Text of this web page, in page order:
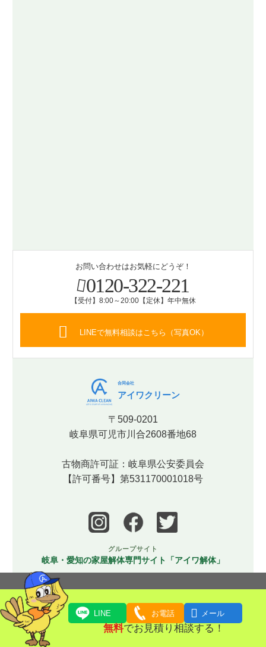
お問い合わせはお気軽にどうぞ！
0120-322-221
【受付】8:00～20:00【定休】年中無休
LINEで無料相談はこちら（写真OK）
合同会社
アイワクリーン
〒509-0201
岐阜県可児市川合2608番地68
古物商許可証：岐阜県公安委員会
【許可番号】第531170001018号
グループサイト
岐阜・愛知の家屋解体専門サイト「アイワ解体」
プライバシーポリシー/特定商取引に基づく表記
Copyright (C) 2023岐阜・愛知エリアを中心に家財・遺品整理・片付け・特集清掃なら合同会社アイワクリー
ン | 全国対応可能.All rights Reserved.
LINE お電話  メール
無料でお見積り相談する！